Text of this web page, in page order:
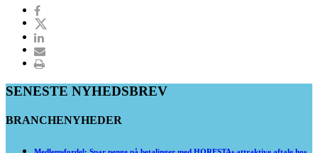
SENESTE NYHEDSBREV
BRANCHENYHEDER